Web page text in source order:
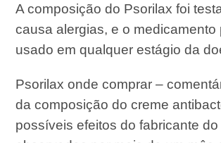
A composição do Psorilax foi
causa alergias, e o medicamento
usado em qualquer estágio da
Psorilax onde comprar –
da composição do creme
possíveis efeitos do fabricante